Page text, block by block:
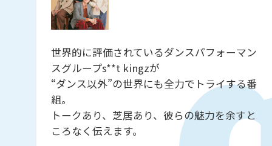
世界的に評価されているダンスパフォーマン
スグループs**t kingzが
“ダンス以外”の世界にも全力でトライする番
組。
トークあり、芝居あり、彼らの魅力を余すと
ころなく伝えます。